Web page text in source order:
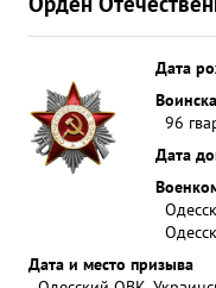
Дата
96
Дата
Дата и место призыва